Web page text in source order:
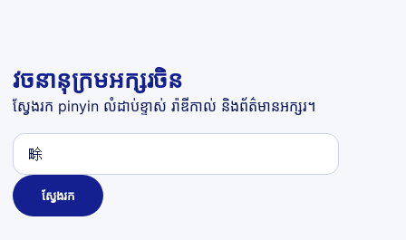
វចនានុក្រមអក្សរចិន
ស្វែងរក pinyin លំដាប់ខ្ទាស់ រ៉ាឌីកាល់ និងព័ត៌មានអក្សរ។
ស្វែងរក